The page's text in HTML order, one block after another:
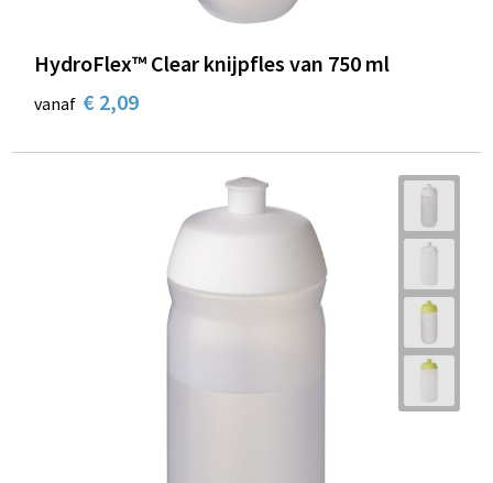
HydroFlex™ Clear knijpfles van 750 ml
vanaf € 2,09